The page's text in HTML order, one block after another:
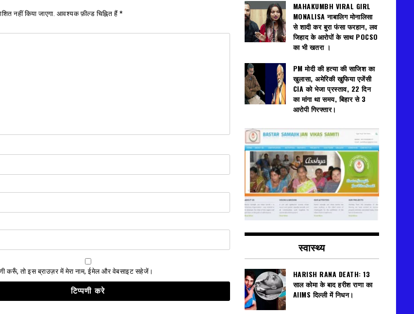
नहीं किया जाएगा. आवश्यक फ़ील्ड चिह्नित हैं*
करूँ, तो इस ब्राउज़र में मेरा नाम, ईमेल और वेबसाइट सहेजें।
MAHAKUMBH VIRAL GIRL
MONALISA नाबालिग मोनालिसा
से शादी कर बुरा फंसा फरहान, लव
जिहाद के आरोपों के साथ POCSO
का भी खतरा ।
PM मोदी की हत्या की साजिश का
खुलासा, अमेरिकी खुफिया एजेंसी
CIA को भेजा प्रस्ताव, 22 दिन
का मांगा था समय, बिहार से 3
आरोपी गिरफ्तार।
स्वास्थ्य
HARISH RANA DEATH: 13
साल कोमा के बाद हरीश राणा का
AIIMS दिल्ली में निधन।